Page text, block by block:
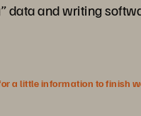
data and writing
a little information to finish